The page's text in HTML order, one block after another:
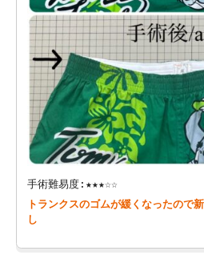
手術難易度:★★★☆☆
トランクスのゴムが緩くなったので
し